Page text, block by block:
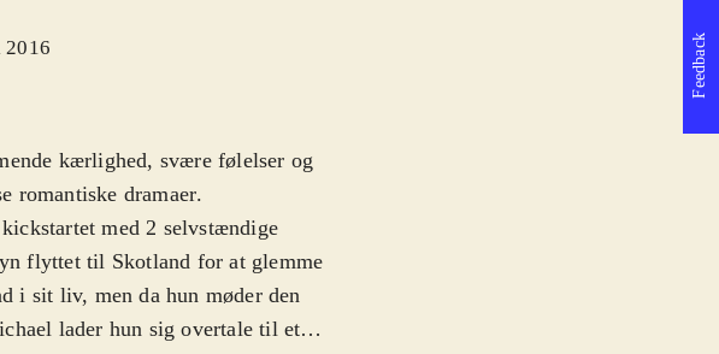
kærlighed, svære følelser og
romantiske dramaer.
med 2 selvstændige
flyttet til Skotland for at glemme
i sit liv, men da hun møder den
lader hun sig overtale til et
Feedback